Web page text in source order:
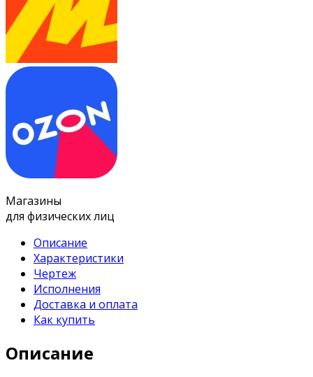
Магазины
для физических лиц
Описание
Характеристики
Чертеж
Исполнения
Доставка и оплата
Как купить
Описание